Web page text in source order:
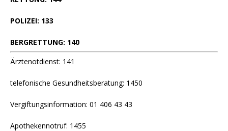
POLIZEI: 133
BERGRETTUNG: 140
Ärztenotdienst: 141
telefonische Gesundheitsberatung: 1450
Vergiftungsinformation: 01 406 43 43
Apothekennotruf: 1455